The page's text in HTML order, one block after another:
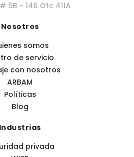
5B - 146 Ofc 411A
Nosotros
somos
de servicio
con nosotros
ARBAM
Políticas
Blog
Industrias
privada